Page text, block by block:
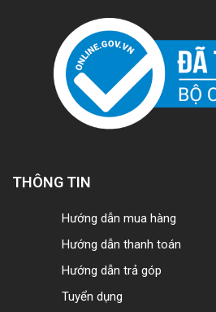
THÔNG TIN
Hướng dẫn mua hàng
Hướng dẫn thanh toán
Hướng dẫn trả góp
Tuyển dụng